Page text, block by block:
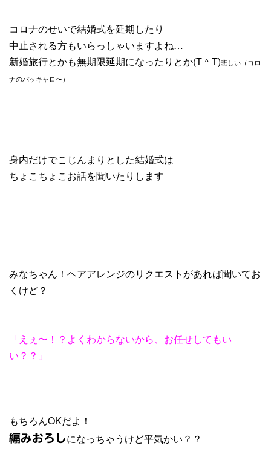
コロナのせいで結婚式を延期したり
中止される方もいらっしゃいますよね…
新婚旅行とかも無期限延期になったりとか(T ^ T)悲しい（コロ
ナのバッキャロ〜）
身内だけでこじんまりとした結婚式は
ちょこちょこお話を聞いたりします
みなちゃん！ヘアアレンジのリクエストがあれば聞いてお
くけど？
「えぇ〜！？よくわからないから、お任せしてもい
い？？」
もちろんOKだよ！
編みおろしになっちゃうけど平気かい？？